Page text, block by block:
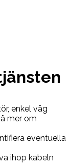
enkel väg
mer om
eventuella
ihop kabeln